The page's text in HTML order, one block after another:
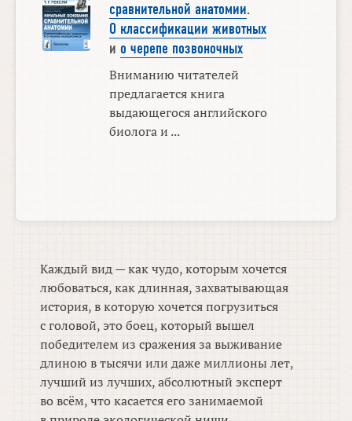
сравнительной анатомии.
О классификации животных
и о черепе позвоночных
Вниманию читателей
предлагается книга
выдающегося английского
биолога и ...
Каждый вид — как чудо, которым хочется
любоваться, как длинная, захватывающая
история, в которую хочется погрузиться
с головой, это боец, который вышел
победителем из сражения за выживание
длиною в тысячи или даже миллионы лет,
лучший из лучших, абсолютный эксперт
во всём, что касается его занимаемой